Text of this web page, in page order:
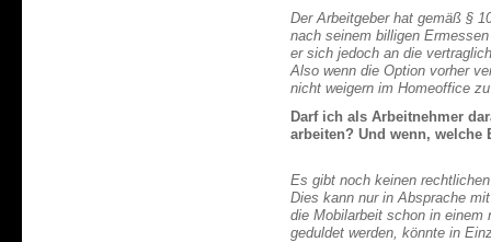
Der Arbeitgeber hat gemäß §
nach seinem billigen
er sich jedoch an die
Also wenn die Option vorher
nicht weigern im Homeoffice
Darf ich als Arbeitnehmer
arbeiten? Und wenn,
Es gibt noch keinen
Dies kann nur in Absprache
die Mobilarbeit schon in einem
geduldet werden, könnte in